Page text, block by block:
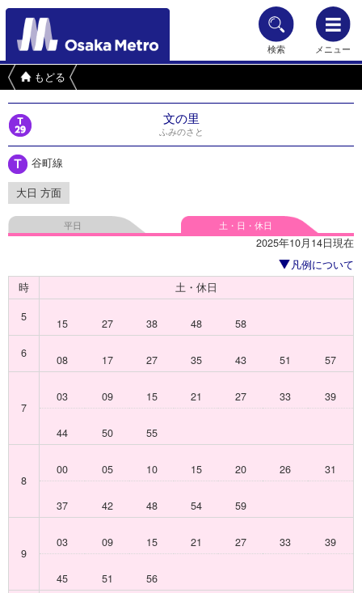
検索 メニュー
もどる
文の里
ふみのさと
谷町線
大日 方面
平日 土・日・休日
2025年10月14日現在
凡例について
時
土・休日
5
15 27 38 48
58
6
08 17 27 35 43 51 57
7
03 09 15 21 27 33 39
44 50 55
8
00 05 10 15 20 26 31
37 42 48 54 59
9
03 09 15 21 27 33 39
45 51 56